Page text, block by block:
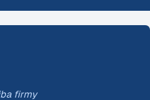
firmy